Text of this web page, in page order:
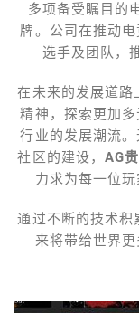
多项备受瞩目的
牌。公司在推动
选手及团队，
在未来的发展道路
精神，探索更加
行业的发展潮流
社区的建设，AG
力求为每一位
通过不断的技术积
来将带给世界